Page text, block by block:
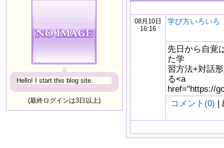
Hello! I start this blog site.
(最終ログインは3日以上)
08月10日
16:16
学び方いろいろ
先日から自覚
た学
習方法+対話
る<a
href="https://
コメント(0) |